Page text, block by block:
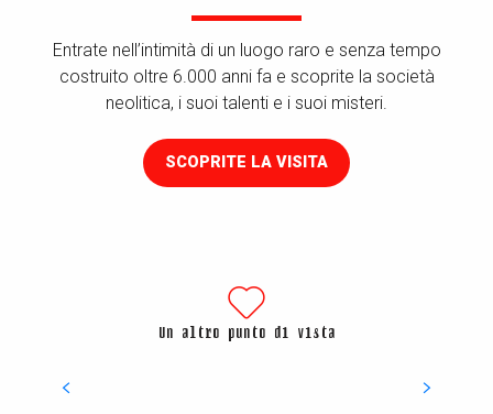
Entrate nell’intimità di un luogo raro e senza tempo
costruito oltre 6.000 anni fa e scoprite la società
neolitica, i suoi talenti e i suoi misteri.
SCOPRITE LA VISITA
Un altro punto di vista